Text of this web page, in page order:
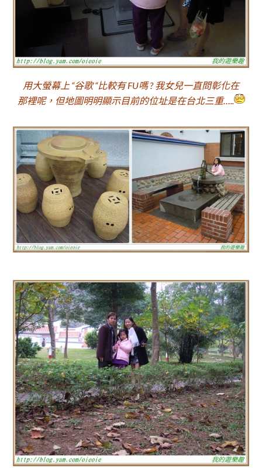
用大螢幕上 “谷歌 “比較有 FU嗎 ? 我女兒一直問彰化在
那裡呢，但地圖明明顯示目前的位址是在台北三重…..